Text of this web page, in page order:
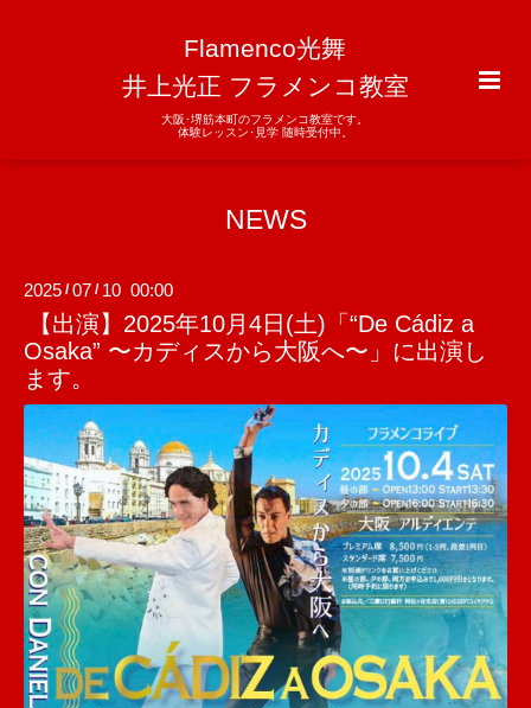
Flamenco光舞
井上光正 フラメンコ教室
大阪･堺筋本町のフラメンコ教室です。
体験レッスン･見学 随時受付中。
NEWS
2025 /07 / 10 00:00
【出演】2025年10月4日(土)「“De Cádiz a
Osaka” 〜カディスから大阪へ〜」に出演し
ます。